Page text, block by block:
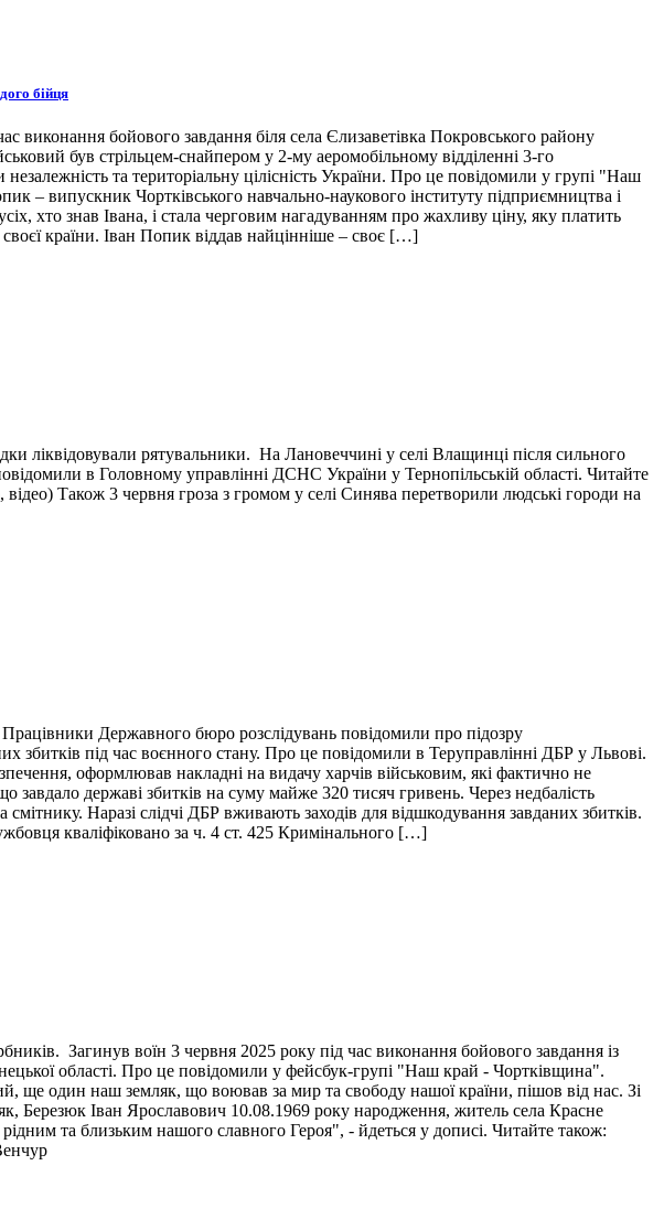
бійця
виконання бойового завдання біля села Єлизаветівка Покровського району
був стрільцем-снайпером у 2-му аеромобільному відділенні 3-го
та територіальну цілісність України. Про це повідомили у групі "Наш
– випускник Чортківського навчально-наукового інституту підприємництва і
хто знав Івана, і стала черговим нагадуванням про жахливу ціну, яку платить
країни. Іван Попик віддав найцінніше – своє […]
ліквідовували рятувальники. На Лановеччині у селі Влащинці після сильного
в Головному управлінні ДСНС України у Тернопільській області. Читайте
Також 3 червня гроза з громом у селі Синява перетворили людські городи на
Державного бюро розслідувань повідомили про підозру
під час воєнного стану. Про це повідомили в Теруправлінні ДБР у Львові.
оформлював накладні на видачу харчів військовим, які фактично не
завдало державі збитків на суму майже 320 тисяч гривень. Через недбалість
Наразі слідчі ДБР вживають заходів для відшкодування завданих збитків.
кваліфіковано за ч. 4 ст. 425 Кримінального […]
Загинув воїн 3 червня 2025 року під час виконання бойового завдання із
області. Про це повідомили у фейсбук-групі "Наш край - Чортківщина".
ще один наш земляк, що воював за мир та свободу нашої країни, пішов від нас. Зі
Березюк Іван Ярославович 10.08.1969 року народження, житель села Красне
та близьким нашого славного Героя", - йдеться у дописі. Читайте також: